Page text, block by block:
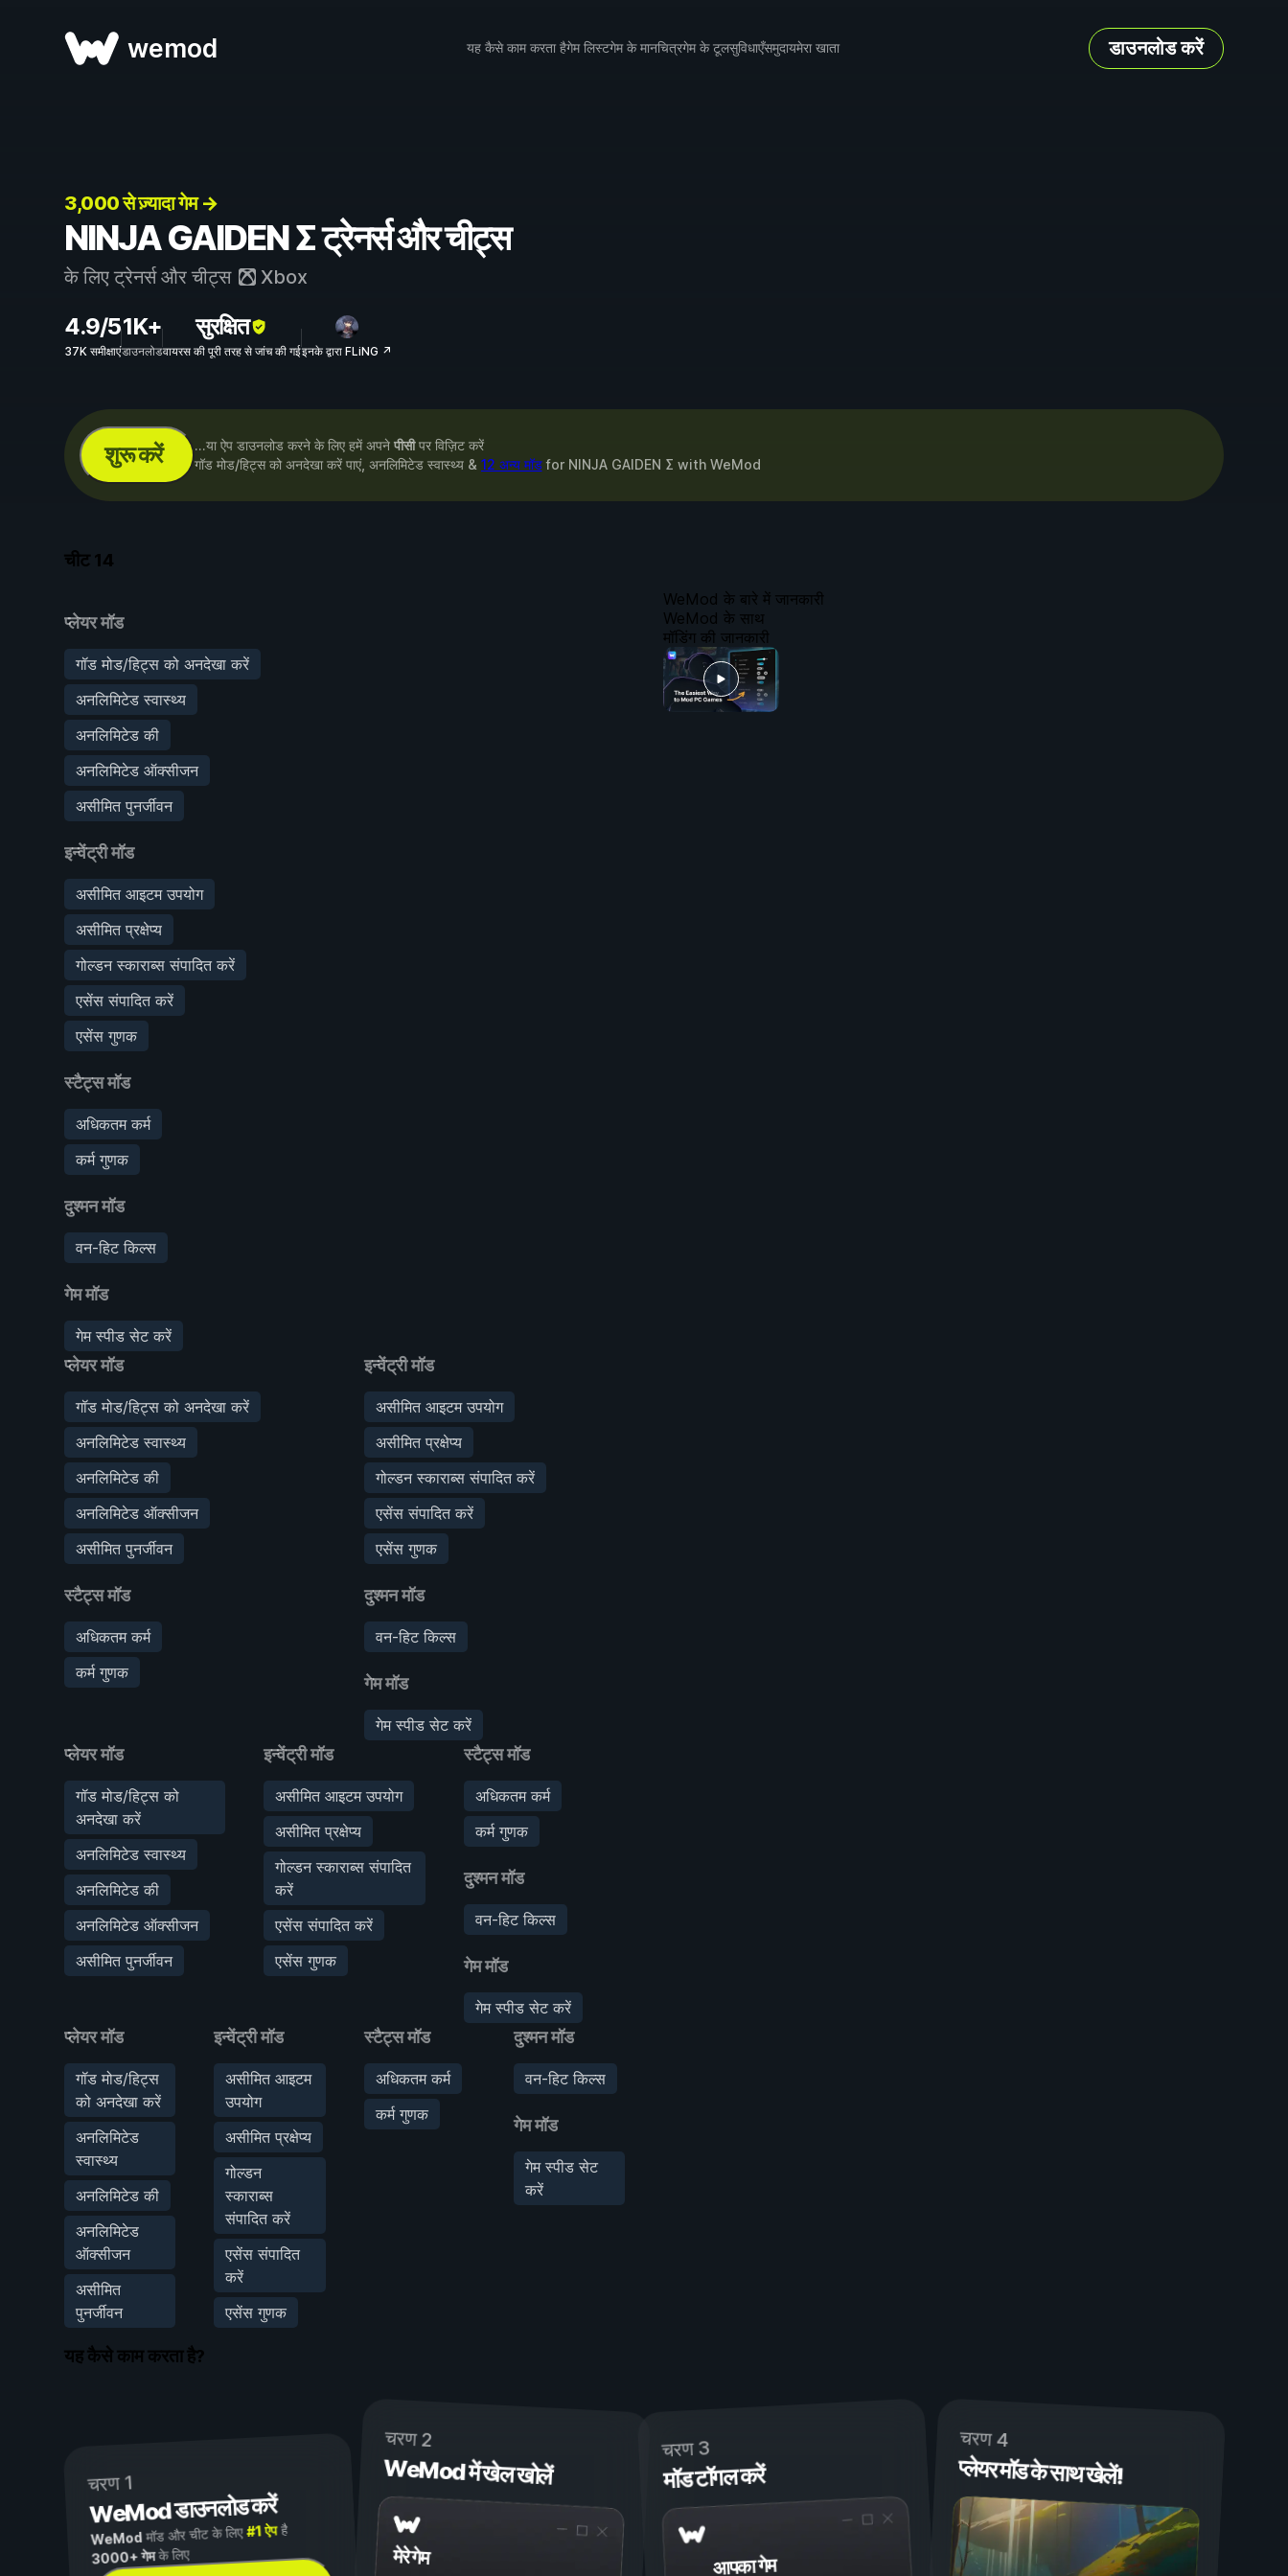
wemod यह कैसे काम करता हैगेम लिस्टगेम के मानचित्रगेम के टूलसुविधाएँसमुदायमेरा खाता डाउनलोड करें
3,000 से ज़्यादा गेम →
NINJA GAIDEN Σ ट्रेनर्स और चीट्स
के लिए ट्रेनर्स और चीट्स Xbox
4.9/5
37K समीक्षाएं
1K+
डाउनलोड
सुरक्षित
वायरस की पूरी तरह से जांच की गईइनके द्वारा FLiNG ↗
शुरू करें ...या ऐप डाउनलोड करने के लिए हमें अपने पीसीपर विज़िट करें
गॉड मोड/हिट्स को अनदेखा करें पाएं, अनलिमिटेड स्वास्थ्य & 12 अन्य मॉडfor NINJA GAIDEN Σ with WeMod
चीट 14
प्लेयर मॉड
गॉड मोड/हिट्स को अनदेखा करें
अनलिमिटेड स्वास्थ्य
अनलिमिटेड की
अनलिमिटेड ऑक्सीजन
असीमित पुनर्जीवन
इन्वेंट्री मॉड
असीमित आइटम उपयोग
असीमित प्रक्षेप्य
गोल्डन स्काराब्स संपादित करें
एसेंस संपादित करें
एसेंस गुणक
स्टैट्स मॉड
अधिकतम कर्म
कर्म गुणक
दुश्मन मॉड
वन-हिट किल्स
गेम मॉड
गेम स्पीड सेट करें
प्लेयर मॉड
गॉड मोड/हिट्स को अनदेखा करें
अनलिमिटेड स्वास्थ्य
अनलिमिटेड की
अनलिमिटेड ऑक्सीजन
असीमित पुनर्जीवन
स्टैट्स मॉड
अधिकतम कर्म
कर्म गुणक
इन्वेंट्री मॉड
असीमित आइटम उपयोग
असीमित प्रक्षेप्य
गोल्डन स्काराब्स संपादित करें
एसेंस संपादित करें
एसेंस गुणक
दुश्मन मॉड
वन-हिट किल्स
गेम मॉड
गेम स्पीड सेट करें
प्लेयर मॉड
गॉड मोड/हिट्स को
अनदेखा करें
अनलिमिटेड स्वास्थ्य
अनलिमिटेड की
अनलिमिटेड ऑक्सीजन
असीमित पुनर्जीवन
इन्वेंट्री मॉड
असीमित आइटम उपयोग
असीमित प्रक्षेप्य
गोल्डन स्काराब्स संपादित
करें
एसेंस संपादित करें
एसेंस गुणक
स्टैट्स मॉड
अधिकतम कर्म
कर्म गुणक
दुश्मन मॉड
वन-हिट किल्स
गेम मॉड
गेम स्पीड सेट करें
प्लेयर मॉड
गॉड मोड/हिट्स
को अनदेखा करें
अनलिमिटेड
स्वास्थ्य
अनलिमिटेड की
अनलिमिटेड
ऑक्सीजन
असीमित
पुनर्जीवन
इन्वेंट्री मॉड
असीमित आइटम
उपयोग
असीमित प्रक्षेप्य
गोल्डन
स्काराब्स
संपादित करें
एसेंस संपादित
करें
एसेंस गुणक
स्टैट्स मॉड
अधिकतम कर्म
कर्म गुणक
दुश्मन मॉड
वन-हिट किल्स
गेम मॉड
गेम स्पीड सेट
करें
WeMod के बारे में जानकारी
WeMod के साथ
मॉडिंग की जानकारी
यह कैसे काम करता है?
चरण 1
WeMod डाउनलोड करें
WeMod मॉड और चीट के लिए#1 ऐपहै
3000+ गेमके लिए
चरण 2
WeMod में खेल खोलें
मेरे गेम
चरण 3
मॉड टॉगल करें
आपका गेम
चरण 4
प्लेयर मॉड के साथ खेलें!